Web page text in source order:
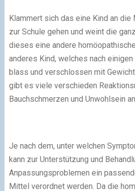
Klammert sich das eine Kind an die
zur Schule gehen und weint die
dieses eine andere
anderes Kind, welches nach einigen
blass und verschlossen mit
gibt es viele verschieden
Bauchschmerzen und Unwohlsein
Je nach dem, unter welchen
kann zur Unterstützung und
Anpassungsproblemen ein
Mittel verordnet werden. Da die